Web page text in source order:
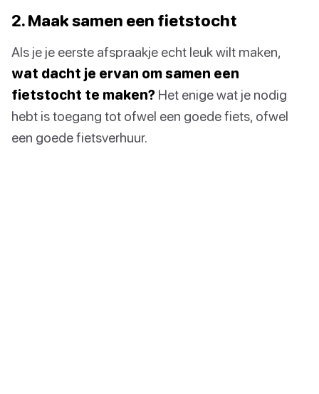
2. Maak samen een fietstocht
Als je je eerste afspraakje echt leuk wilt maken,
wat dacht je ervan om samen een
fietstocht te maken? Het enige wat je nodig
hebt is toegang tot ofwel een goede fiets, ofwel
een goede fietsverhuur.